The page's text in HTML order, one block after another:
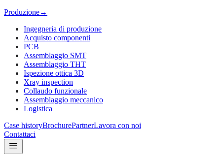
Produzione→
Ingegneria di produzione
Acquisto componenti
PCB
Assemblaggio SMT
Assemblaggio THT
Ispezione ottica 3D
Xray inspection
Collaudo funzionale
Assemblaggio meccanico
Logistica
Case historyBrochurePartnerLavora con noi
Contattaci